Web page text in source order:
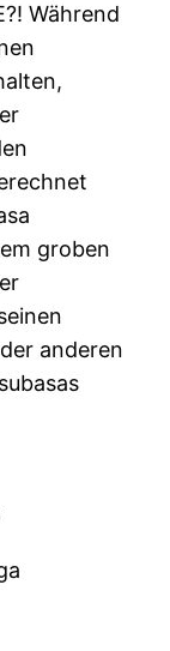
Während
groben
anderen